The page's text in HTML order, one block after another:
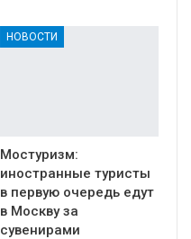
НОВОСТИ
Мостуризм:
иностранные туристы
в первую очередь едут
в Москву за
сувенирами